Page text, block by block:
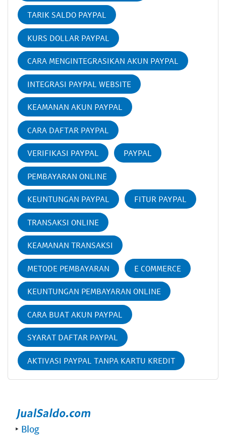
TARIK SALDO PAYPAL
KURS DOLLAR PAYPAL
CARA MENGINTEGRASIKAN AKUN PAYPAL
INTEGRASI PAYPAL WEBSITE
KEAMANAN AKUN PAYPAL
CARA DAFTAR PAYPAL
VERIFIKASI PAYPAL PAYPAL
PEMBAYARAN ONLINE
KEUNTUNGAN PAYPAL FITUR PAYPAL
TRANSAKSI ONLINE
KEAMANAN TRANSAKSI
METODE PEMBAYARAN E COMMERCE
KEUNTUNGAN PEMBAYARAN ONLINE
CARA BUAT AKUN PAYPAL
SYARAT DAFTAR PAYPAL
AKTIVASI PAYPAL TANPA KARTU KREDIT
‣ Blog